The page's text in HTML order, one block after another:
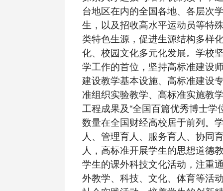
台地区在内的全国各地、各层次
生，以及招收高水平运动员等特
类特色生源，促进生源结构多样
化、校园文化多元化发展。学校
学工作的首位，坚持高标准建设
建设教学基本设施、高标准建设
准组织实验教学、高标准实施教
工程成果及“全国百篇优秀博士学
数量在全国财经高校居于前列。
人、管理育人、服务育人、协同
人，高标准开展学生的思想道德
学生的课外科技文化活动，注重
外教学、科技、文化、体育等活